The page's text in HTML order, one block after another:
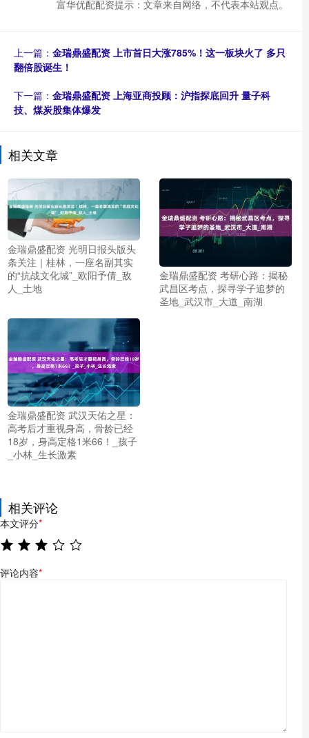
富华优配配资提示：文章来自网络，不代表本站观点。
上一篇： 金瑞鼎盛配资 上市首日大涨785%！这一板块火了 多只
翻倍股诞生！
下一篇： 金瑞鼎盛配资 上海亚商投顾：沪指探底回升 量子科
技、煤炭股集体爆发
相关文章
金瑞鼎盛配资 光明日报头版头
条关注｜桂林，一座名副其实
的“抗战文化城”_欧阳予倩_敌
人_土地
金瑞鼎盛配资 考研心路：揭秘
武昌区考点，探寻学子追梦的
圣地_武汉市_大道_南湖
金瑞鼎盛配资 武汉天佑之星：
高考后才重视身高，骨龄已经
18岁，身高定格1米66！_孩子
_小林_生长激素
相关评论
本文评分*
评论内容*